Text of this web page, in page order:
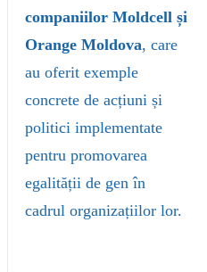
companiilor Moldcell și
Orange Moldova, care
au oferit exemple
concrete de acțiuni și
politici implementate
pentru promovarea
egalității de gen în
cadrul organizațiilor lor.